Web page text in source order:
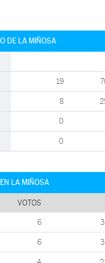
DE LA MIÑOSA
19
8
0
0
LA MIÑOSA
VOTOS
6
6